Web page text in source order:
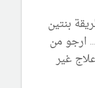
بنتين
ارجو من
غير